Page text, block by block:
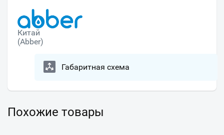
Китай
(Abber)
Габаритная схема
Похожие товары